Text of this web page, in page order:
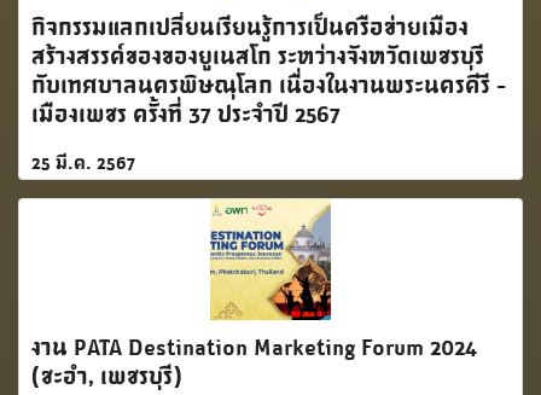
กิจกรรมแลกเปลี่ยนเรียนรู้การเป็นครือข่ายเมือง
สร้างสรรค์ของของยูเนสโก ระหว่างจังหวัดเพชรบุรี
กับเทศบาลนครพิษณุโลก เนื่องในงานพระนครคีรี -
เมืองเพชร ครั้งที่ 37 ประจำปี 2567
25 มี.ค. 2567
งาน PATA Destination Marketing Forum 2024
(ชะอำ, เพชรบุรี)